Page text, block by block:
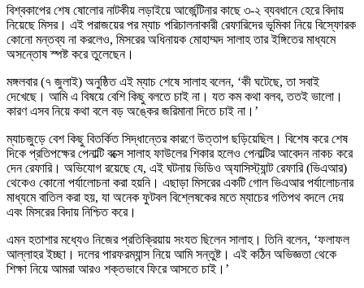
বিশ্বকাপের শেষ ষোলোর নাটকীয় লড়াইয়ে আর্জেন্টিনার কাছে ৩-২ ব্যবধানে হেরে বিদায়
নিয়েছে মিসর। এই পরাজয়ের পর ম্যাচ পরিচালনাকারী রেফারিদের ভূমিকা নিয়ে বিস্ফোরক
কোনো মন্তব্য না করলেও, মিসরের অধিনায়ক মোহাম্মদ সালাহ তার ইঙ্গিতের মাধ্যমে
অসন্তোষ স্পষ্ট করে তুলেছেন।
মঙ্গলবার (৭ জুলাই) অনুষ্ঠিত এই ম্যাচ শেষে সালাহ বলেন, ‘কী ঘটেছে, তা সবাই
দেখেছে। আমি এ বিষয়ে বেশি কিছু বলতে চাই না। যত কম কথা বলব, ততই ভালো।
কারণ এসব নিয়ে কথা বলে বড় অঙ্কের জরিমানা দিতে চাই না।’
ম্যাচজুড়ে বেশ কিছু বিতর্কিত সিদ্ধান্তের কারণে উত্তাপ ছড়িয়েছিল। বিশেষ করে শেষ
দিকে প্রতিপক্ষের পেনাল্টি বক্সে সালাহ ফাউলের শিকার হলেও পেনাল্টির আবেদন নাকচ করে
দেন রেফারি। অভিযোগ রয়েছে যে, এই ঘটনায় ভিডিও অ্যাসিস্ট্যান্ট রেফারি (ভিএআর)
থেকেও কোনো পর্যালোচনা করা হয়নি। এছাড়া মিসরের একটি গোল ভিএআর পর্যালোচনার
মাধ্যমে বাতিল করা হয়, যা অনেক ফুটবল বিশ্লেষকের মতে ম্যাচের গতিপথ বদলে দেয়
এবং মিসরের বিদায় নিশ্চিত করে।
এমন হতাশার মধ্যেও নিজের প্রতিক্রিয়ায় সংযত ছিলেন সালাহ। তিনি বলেন, ‘ফলাফল
আল্লাহর ইচ্ছা। দলের পারফরম্যান্স নিয়ে আমি সন্তুষ্ট। এই কঠিন অভিজ্ঞতা থেকে
শিক্ষা নিয়ে আমরা আরও শক্তভাবে ফিরে আসতে চাই।’